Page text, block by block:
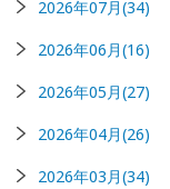
2026年07月(34)
2026年06月(16)
2026年05月(27)
2026年04月(26)
2026年03月(34)